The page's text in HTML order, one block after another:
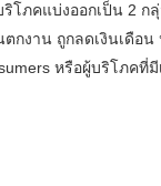
โภคแบ่งออกเป็น 2
กงาน ถูกลดเงินเดื
หรือผู้บริโภค